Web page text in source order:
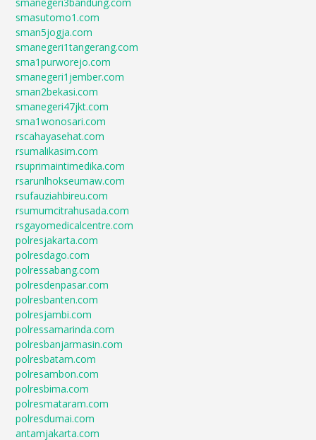
smanegeri3bandung.com
smasutomo1.com
sman5jogja.com
smanegeri1tangerang.com
sma1purworejo.com
smanegeri1jember.com
sman2bekasi.com
smanegeri47jkt.com
sma1wonosari.com
rscahayasehat.com
rsumalikasim.com
rsuprimaintimedika.com
rsarunlhokseumaw.com
rsufauziahbireu.com
rsumumcitrahusada.com
rsgayomedicalcentre.com
polresjakarta.com
polresdago.com
polressabang.com
polresdenpasar.com
polresbanten.com
polresjambi.com
polressamarinda.com
polresbanjarmasin.com
polresbatam.com
polresambon.com
polresbima.com
polresmataram.com
polresdumai.com
antamjakarta.com